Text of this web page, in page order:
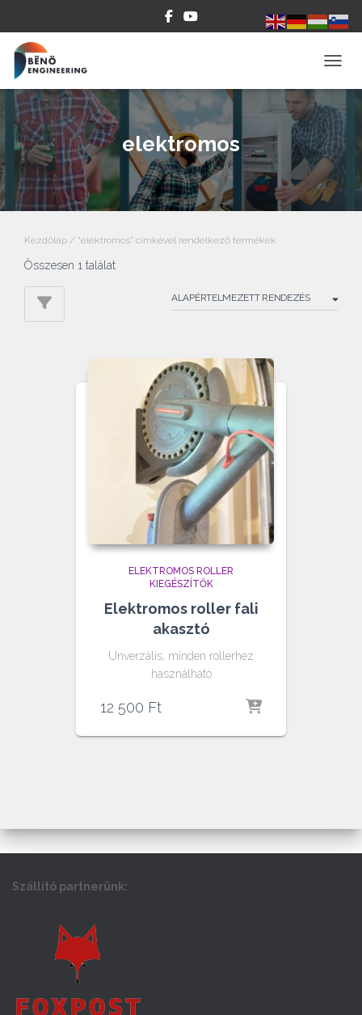
elektromos
Kezdőlap / “elektromos” címkével rendelkező termékek
Összesen 1 találat
ELEKTROMOS ROLLER
KIEGÉSZÍTŐK
Elektromos roller fali
akasztó
Unverzális, minden rollerhez
használható
12 500 Ft
Szállító partnerünk: